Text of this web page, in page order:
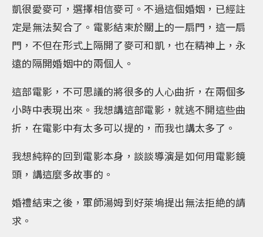
凱很愛麥可，選擇相信麥可。不過這個婚姻，已經註
定是無法契合了。電影結束於關上的一扇門，這一扇
門，不但在形式上隔開了麥可和凱，也在精神上，永
遠的隔開婚姻中的兩個人。
這部電影，不可思議的將很多的人心曲折，在兩個多
小時中表現出來。我想講這部電影，就逃不開這些曲
折，在電影中有太多可以提的，而我也講太多了。
我想純粹的回到電影本身，談談導演是如何用電影鏡
頭，講這麼多故事的。
婚禮結束之後，軍師湯姆到好萊塢提出無法拒絶的請
求。